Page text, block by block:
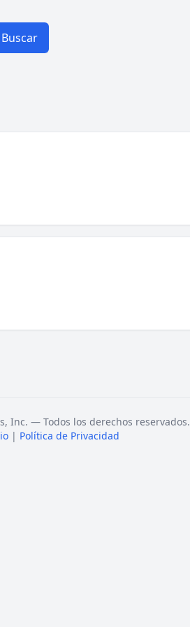
Buscar
Inc. — Todos los derechos reservados.
| Política de Privacidad